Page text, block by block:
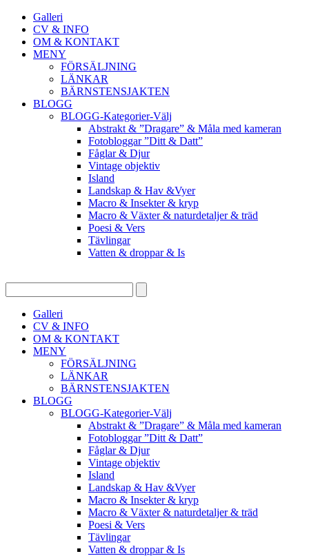
Galleri
CV & INFO
OM & KONTAKT
MENY
FÖRSÄLJNING
LÄNKAR
BÄRNSTENSJAKTEN
BLOGG
BLOGG-Kategorier-Välj
Abstrakt & ”Dragare” & Måla med kameran
Fotobloggar ”Ditt & Datt”
Fåglar & Djur
Vintage objektiv
Island
Landskap & Hav &Vyer
Macro & Insekter & kryp
Macro & Växter & naturdetaljer & träd
Poesi & Vers
Tävlingar
Vatten & droppar & Is
Galleri
CV & INFO
OM & KONTAKT
MENY
FÖRSÄLJNING
LÄNKAR
BÄRNSTENSJAKTEN
BLOGG
BLOGG-Kategorier-Välj
Abstrakt & ”Dragare” & Måla med kameran
Fotobloggar ”Ditt & Datt”
Fåglar & Djur
Vintage objektiv
Island
Landskap & Hav &Vyer
Macro & Insekter & kryp
Macro & Växter & naturdetaljer & träd
Poesi & Vers
Tävlingar
Vatten & droppar & Is